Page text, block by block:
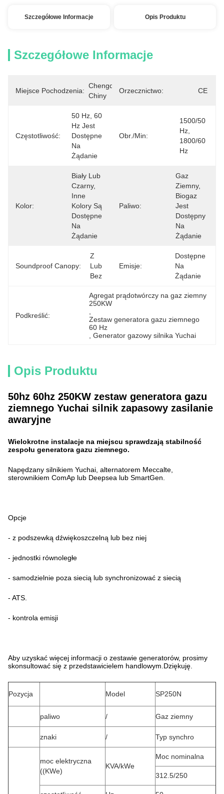
Szczegółowe Informacje Opis Produktu
Szczegółowe Informacje
Miejsce Pochodzenia:
Chengdu,
Chiny
Orzecznictwo: CE
Częstotliwość:
50 Hz, 60
Hz Jest
Dostępne
Na
Żądanie
Obr./min:
1500/50
Hz,
1800/60
Hz
Kolor:
Biały Lub
Czarny,
Inne
Kolory Są
Dostępne
Na
Żądanie
Paliwo:
Gaz
Ziemny,
Biogaz
Jest
Dostępny
Na
Żądanie
Soundproof Canopy:
Z
Lub
Bez
Emisje:
Dostępne
Na
Żądanie
Podkreślić:
Agregat prądotwórczy na gaz ziemny
250KW
Zestaw generatora gazu ziemnego
60 Hz
, Generator gazowy silnika Yuchai
Opis Produktu
50hz 60hz 250KW zestaw generatora gazu
ziemnego Yuchai silnik zapasowy zasilanie
awaryjne
Wielokrotne instalacje na miejscu sprawdzają stabilność
zespołu generatora gazu ziemnego.
Napędzany silnikiem Yuchai, alternatorem Meccalte,
sterownikiem ComAp lub Deepsea lub SmartGen.
Opcje
- z podszewką dźwiękoszczelną lub bez niej
- jednostki równoległe
- samodzielnie poza siecią lub synchronizować z siecią
- ATS.
- kontrola emisji
Aby uzyskać więcej informacji o zestawie generatorów, prosimy
skonsultować się z przedstawicielem handlowym.Dziękuję.
Pozycja Model SP250N
paliwo / Gaz ziemny
znaki / Typ synchro
moc elektryczna
((KWe)
KVA/kWe
Moc nominalna
312.5/250